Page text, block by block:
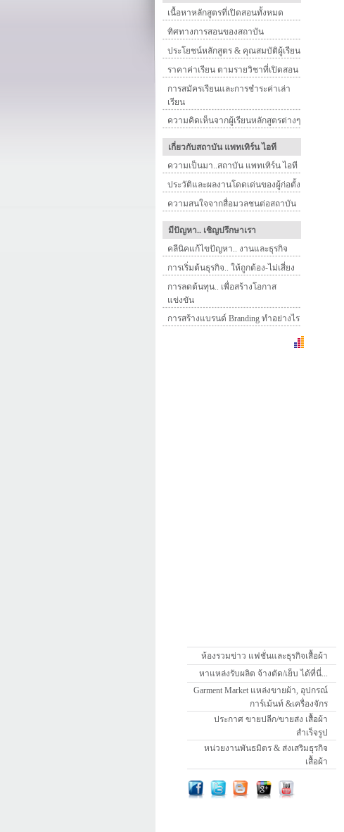
เนื้อหาหลักสูตรที่เปิดสอนทั้งหมด
ทิศทางการสอนของสถาบัน
ประโยชน์หลักสูตร & คุณสมบัติผู้เรียน
ราคาค่าเรียน ตามรายวิชาที่เปิดสอน
การสมัครเรียนและการชำระค่าเล่า
เรียน
ความคิดเห็นจากผู้เรียนหลักสูตรต่างๆ
เกี่ยวกับสถาบัน แพทเทิร์น ไอที
ความเป็นมา..สถาบัน แพทเทิร์น ไอที
ประวัติและผลงานโดดเด่นของผู้ก่อตั้ง
ความสนใจจากสื่อมวลชนต่อสถาบัน
มีปัญหา.. เชิญปรึกษาเรา
คลีนิคแก้ไขปัญหา.. งานและธุรกิจ
การเริ่มต้นธุรกิจ.. ให้ถูกต้อง-ไม่เสี่ยง
การลดต้นทุน.. เพื่อสร้างโอกาส
แข่งขัน
การสร้างแบรนด์ Branding ทำอย่างไร
ห้องรวมข่าว แฟชั่นและธุรกิจเสื้อผ้า
หาแหล่งรับผลิต จ้างตัด/เย็บ ได้ที่นี่...
Garment Market แหล่งขายผ้า, อุปกรณ์
การ์เม้นท์ &เครื่องจักร
ประกาศ ขายปลีก/ขายส่ง เสื้อผ้า
สำเร็จรูป
หน่วยงานพันธมิตร & ส่งเสริมธุรกิจ
เสื้อผ้า